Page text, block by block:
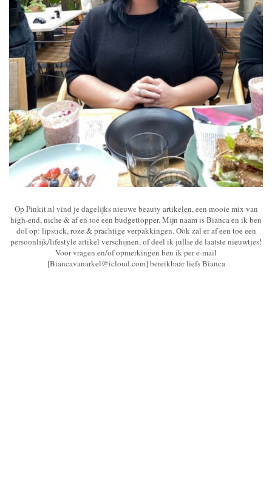
Op Pinkit.nl vind je dagelijks nieuwe beauty artikelen, een mooie mix van
high-end, niche & af en toe een budgettopper. Mijn naam is Bianca en ik ben
dol op: lipstick, roze & prachtige verpakkingen. Ook zal er af een toe een
persoonlijk/lifestyle artikel verschijnen, of deel ik jullie de laatste nieuwtjes!
Voor vragen en/of opmerkingen ben ik per e-mail
[Biancavanarkel@icloud.com] bereikbaar liefs Bianca